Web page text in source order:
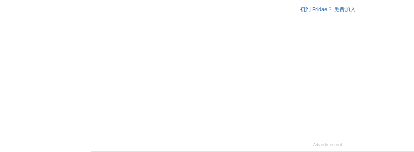
初到 Fridae？ 免费加入
Advertisement